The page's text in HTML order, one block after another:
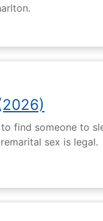
find someone to
sex is legal.